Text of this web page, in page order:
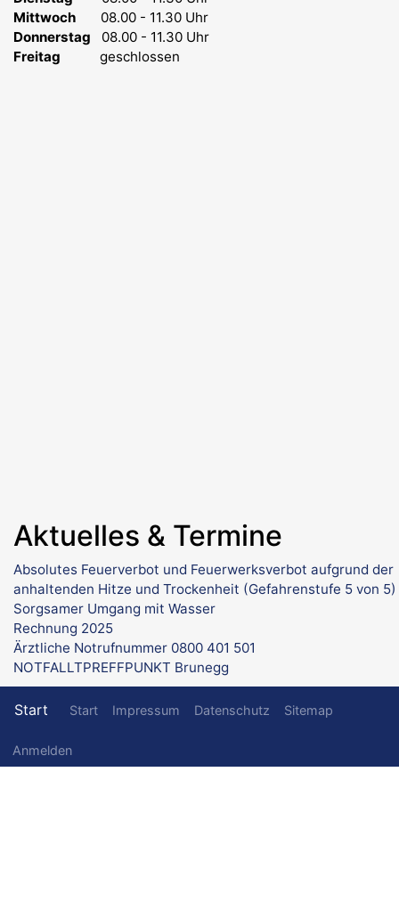
Mittwoch 08.00 - 11.30 Uhr
Donnerstag 08.00 - 11.30 Uhr
Freitag geschlossen
Aktuelles & Termine
Absolutes Feuerverbot und Feuerwerksverbot aufgrund der
anhaltenden Hitze und Trockenheit (Gefahrenstufe 5 von 5)
Sorgsamer Umgang mit Wasser
Rechnung 2025
Ärztliche Notrufnummer 0800 401 501
NOTFALLTPREFFPUNKT Brunegg
Fußzeilenmenü
Start Start Impressum Datenschutz Sitemap
Benutzermenü
Anmelden